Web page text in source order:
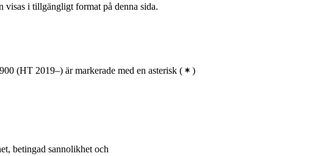
i tillgängligt format på denna sida.
(HT 2019–) är markerade med en asterisk ( )
betingad sannolikhet och